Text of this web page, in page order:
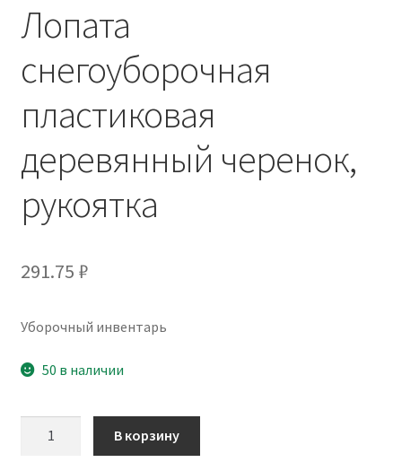
Лопата
снегоуборочная
пластиковая
деревянный черенок,
рукоятка
291.75 ₽
Уборочный инвентарь
50 в наличии
В корзину